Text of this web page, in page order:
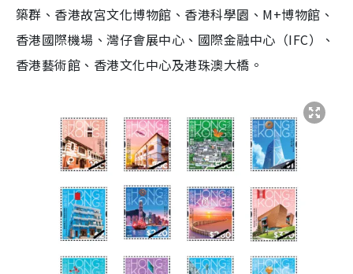
築群、香港故宮文化博物館、香港科學園、M+博物館、
香港國際機場、灣仔會展中心、國際金融中心（IFC）、
香港藝術館、香港文化中心及港珠澳大橋。